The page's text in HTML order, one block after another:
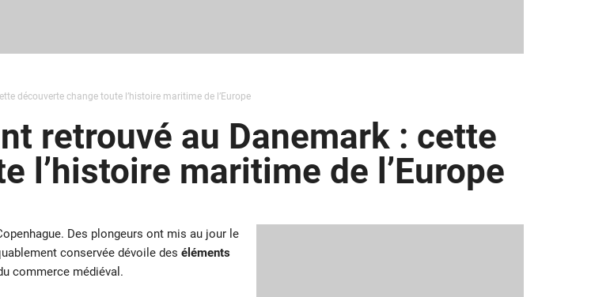
découverte change toute l’histoire maritime de l’Europe
retrouvé au Danemark : cette
l’histoire maritime de l’Europe
Des plongeurs ont mis au jour le
conservée dévoile des éléments
commerce médiéval.